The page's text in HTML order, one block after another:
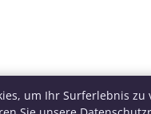
um Ihr Surferlebnis zu